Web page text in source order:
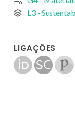
L3 -
LIGAÇÕES